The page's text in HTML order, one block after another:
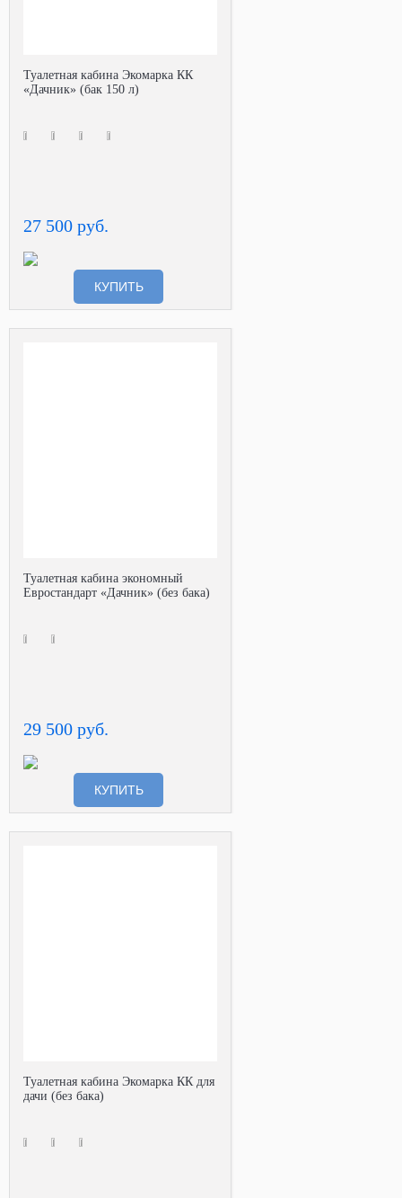
Туалетная кабина Экомарка КК
«Дачник» (бак 150 л)
27 500 руб.
КУПИТЬ
Туалетная кабина экономный
Евростандарт «Дачник» (без бака)
29 500 руб.
КУПИТЬ
Туалетная кабина Экомарка КК для
дачи (без бака)